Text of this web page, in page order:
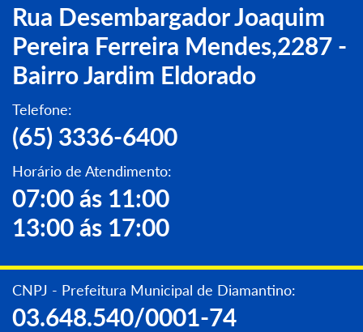
Rua Desembargador Joaquim
Pereira Ferreira Mendes,2287 -
Bairro Jardim Eldorado
Telefone:
(65) 3336-6400
Horário de Atendimento:
07:00 ás 11:00
13:00 ás 17:00
CNPJ - Prefeitura Municipal de Diamantino:
03.648.540/0001-74